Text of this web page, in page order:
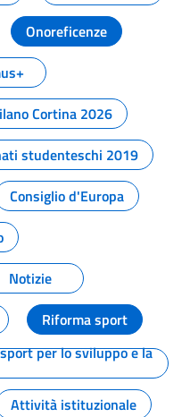
Onoreficenze
Cortina 2026
studenteschi 2019
Consiglio d'Europa
Notizie
Riforma sport
per lo sviluppo e la
Attività istituzionale